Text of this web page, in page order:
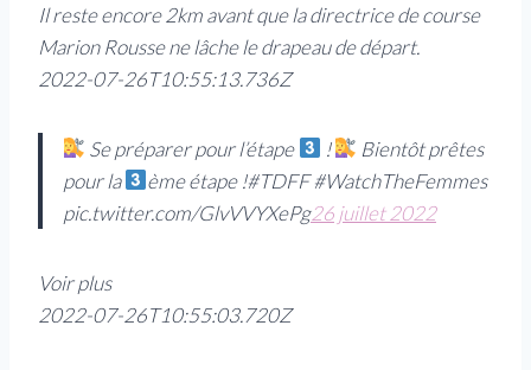
Il reste encore 2km avant que la directrice de course
Marion Rousse ne lâche le drapeau de départ.
2022-07-26T10:55:13.736Z
Se préparer pour l’étape !
Bientôt prêtes
pour la
ème étape !#TDFF #WatchTheFemmes
pic.twitter.com/GlvVVYXePg26 juillet 2022
Voir plus
2022-07-26T10:55:03.720Z